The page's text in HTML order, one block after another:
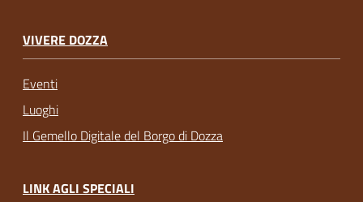
VIVERE DOZZA
Eventi
Luoghi
Il Gemello Digitale del Borgo di Dozza
LINK AGLI SPECIALI